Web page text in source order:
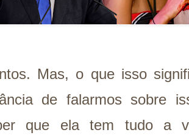
Mas, o que isso
de falarmos sobre
que ela tem tudo a